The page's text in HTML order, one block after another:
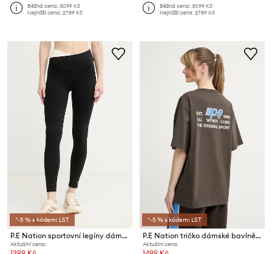
Běžná cena:3099 Kč
Nejnižší cena:2789 Kč
Běžná cena:3099 Kč
Nejnižší cena:2789 Kč
*-5 % s kódem: LST
P.E Nation sportovní legíny dámské Wander
Aktuální cena:
*-5 % s kódem: LST
P.E Nation tričko dámské bavlněné Glide
Aktuální cena: